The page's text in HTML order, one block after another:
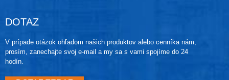
DOTAZ
V prípade otázok ohľadom našich produktov alebo cenníka nám,
prosím, zanechajte svoj e-mail a my sa s vami spojíme do 24
hodín.